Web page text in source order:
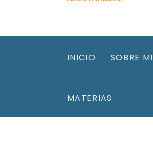
INICIO SOBRE MI
MATERIAS